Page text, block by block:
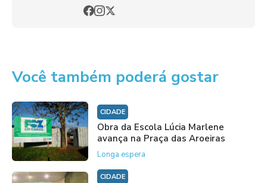
Você também poderá gostar
CIDADE
Obra da Escola Lúcia Marlene
avança na Praça das Aroeiras
Longa espera
CIDADE